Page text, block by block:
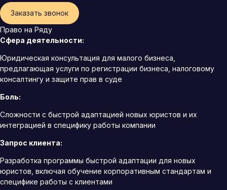
Заказать звонок
Право на Ряду
Сфера деятельности:
Юридическая консультация для малого бизнеса,
предлагающая услуги по регистрации бизнеса, налоговому
консалтингу и защите прав в суде
Боль:
Сложности с быстрой адаптацией новых юристов и их
интеграцией в специфику работы компании
Запрос клиента:
Разработка программы быстрой адаптации для новых
юристов, включая обучение корпоративным стандартам и
специфике работы с клиентами